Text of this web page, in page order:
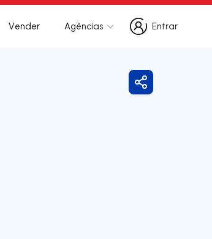
Vender Agências
Entrar
Entrar
Partilhar